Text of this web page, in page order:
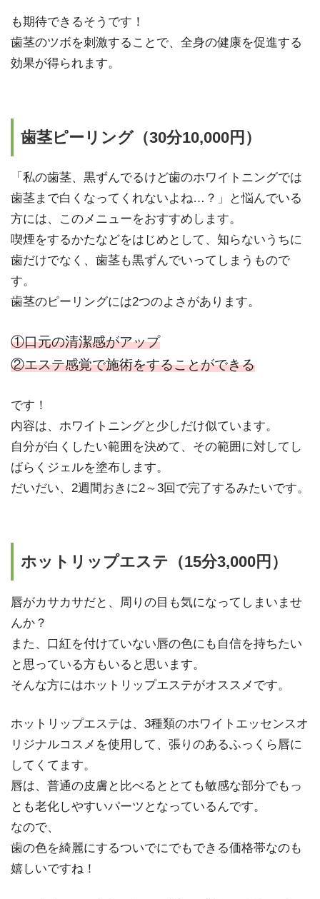
も期待できるそうです！
歯茎のツボを刺激することで、全身の健康を促進する
効果が得られます。
歯茎ピーリング（30分10,000円）
「私の歯茎、黒ずんでるけど歯のホワイトニングでは
歯茎まで白くなってくれないよね…？」と悩んでいる
方には、このメニューをおすすめします。
喫煙をするかたなどをはじめとして、知らないうちに
歯だけでなく、歯茎も黒ずんでいってしまうもので
す。
歯茎のピーリングには2つのよさがあります。
①口元の清潔感がアップ
②エステ感覚で施術をすることができる
です！
内容は、ホワイトニングと少しだけ似ています。
自分が白くしたい範囲を決めて、その範囲に対してし
ばらくジェルを塗布します。
だいだい、2週間おきに2～3回で完了するみたいです。
ホットリップエステ（15分3,000円）
唇がカサカサだと、周りの目も気になってしまいませ
んか？
また、口紅を付けていない唇の色にも自信を持ちたい
と思っている方もいると思います。
そんな方にはホットリップエステがオススメです。
ホットリップエステは、3種類のホワイトエッセンスオ
リジナルコスメを使用して、張りのあるふっくら唇に
してくてます。
唇は、普通の皮膚と比べるととても敏感な部分でもっ
とも老化しやすいパーツとなっているんです。
なので、
歯の色を綺麗にするついでにでもできる価格帯なのも
嬉しいですね！